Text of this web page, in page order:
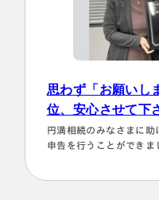
名古屋事務所
450-0002
知県名古屋市中村区名駅三丁目
12号
名古屋ビルヂング25階
思わず「お願いし
位、安心させて下
円満相続のみなさまに助
申告を行うことができま